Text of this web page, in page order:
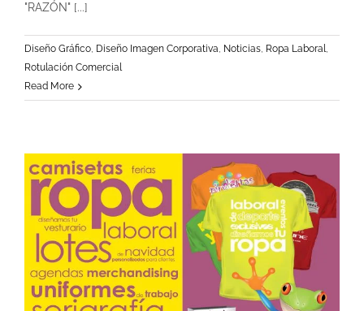
"RAZÓN" [...]
Diseño Gráfico, Diseño Imagen Corporativa, Noticias, Ropa Laboral,
Rotulación Comercial
Read More